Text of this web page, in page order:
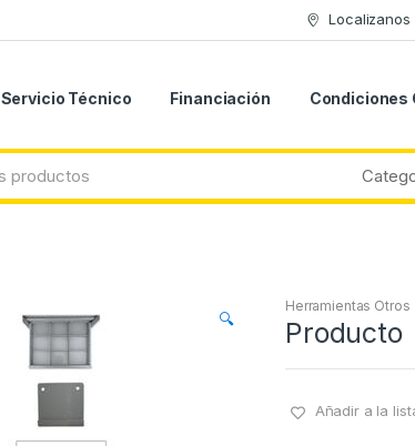
Localizanos
Servicio Técnico Financiación Condiciones
🔍
Herramientas Otros
Producto
Añadir a la